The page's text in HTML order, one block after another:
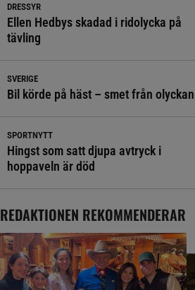
DRESSYR
Ellen Hedbys skadad i ridolycka på
tävling
SVERIGE
Bil körde på häst – smet från olyckan
SPORTNYTT
Hingst som satt djupa avtryck i
hoppaveln är död
REDAKTIONEN REKOMMENDERAR